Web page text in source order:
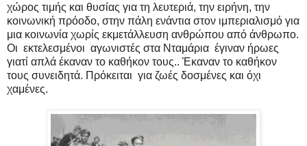
χώρος τιμής και θυσίας για τη λευτεριά, την ειρήνη, την
κοινωνική πρόοδο, στην πάλη ενάντια στον ιμπεριαλισμό για
μια κοινωνία χωρίς εκμετάλλευση ανθρώπου από άνθρωπο.
Οι εκτελεσμένοι αγωνιστές στα Νταμάρια έγιναν ήρωες
γιατί απλά έκαναν το καθήκον τους.. Έκαναν το καθήκον
τους συνειδητά. Πρόκειται για ζωές δοσμένες και όχι
χαμένες.